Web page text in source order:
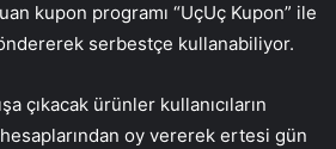
kupon programı “UçUç Kupon” ile
serbestçe kullanabiliyor.
çıkacak ürünler kullanıcıların
oy vererek ertesi gün